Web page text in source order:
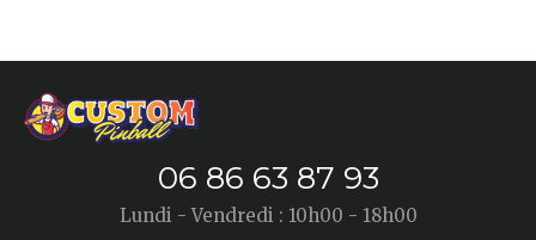
06 86 63 87 93
Lundi - Vendredi : 10h00 - 18h00